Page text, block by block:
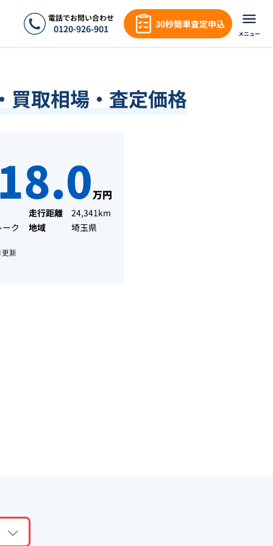
電話でお問い合わせ
0120-926-901 30秒簡単査定申込
メニュー
買取相場・査定価格
万円
走行距離
24,341km
ク
地域 埼玉県
更新